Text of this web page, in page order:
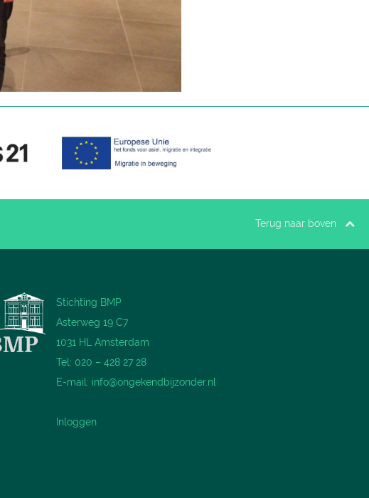
Terug naar boven
Stichting BMP
Asterweg 19 C7
1031 HL Amsterdam
Tel: 020 – 428 27 28
E-mail: info@ongekendbijzonder.nl
Inloggen